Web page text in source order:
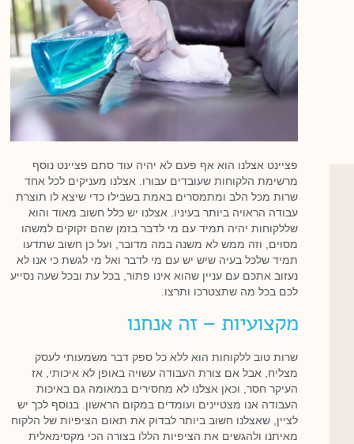
פציינט אצלנו הוא אף פעם לא יהיה עוד סתם פציינט נוסף
מרשימת הלקוחות שעובדים עבורו. אצלנו מעניקים לכל אחד
שרות מכל הלב ומתמסרים באמת בשבילו כדי שיצא לו תוצרת
עבודה הראויה ביותר בעיניו. אצלנו יש כלל חשוב מאוד והוא
שללקוחות יהיה תמיד עם מי לדבר בזמן שהם זקוקים למשהו
מסוים, וזה ממש לא משנה במה מדובר, ועל כן חשוב שתדעו
תמיד שלכל בעיה שיש יש עם מי לדבר ואל מי לגשת כי אנו לא
נעזוב אתכם עם עניין שהוא אינו פתור, בכל עת ובכל שעה נסייע
לכם בכל מה שתצטרכו ותרצו.
מקצועיות – זה אנחנו
שרות טוב ללקוחות הוא ללא כל ספק דבר משמעותי לעסק
מצליח, אבל אם צורת העבודה עשויה באופן לא איכותי, אז
העיקר חסר, וכאן אצלנו לא מחסירים במאומה גם באיכות
העבודה אנו מצטיינים ועומדים במקום הראשון. בנוסף לכך יש
לציין, שאצלנו חשוב ביותר לבדוק את תאום הציפיות של הלקוח
מאיתנו ולהגשים את הציפיות הללו בצורה הכי מקסימאלית